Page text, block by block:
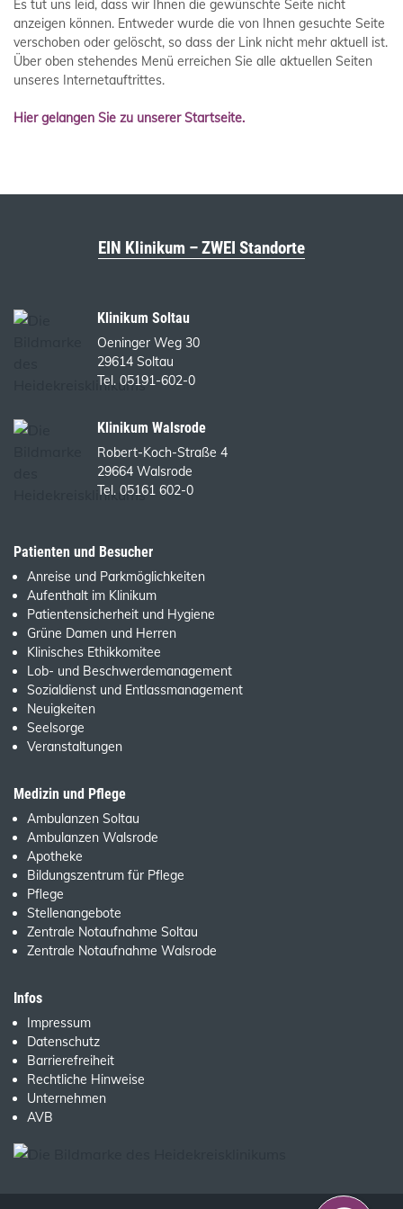
Es tut uns leid, dass wir Ihnen die gewünschte Seite nicht
anzeigen können. Entweder wurde die von Ihnen gesuchte Seite
verschoben oder gelöscht, so dass der Link nicht mehr aktuell ist.
Über oben stehendes Menü erreichen Sie alle aktuellen Seiten
unseres Internetauftrittes.
Hier gelangen Sie zu unserer Startseite.
EIN Klinikum – ZWEI Standorte
Klinikum Soltau
Oeninger Weg 30
29614 Soltau
Tel. 05191-602-0
Klinikum Walsrode
Robert-Koch-Straße 4
29664 Walsrode
Tel. 05161 602-0
Patienten und Besucher
Anreise und Parkmöglichkeiten
Aufenthalt im Klinikum
Patientensicherheit und Hygiene
Grüne Damen und Herren
Klinisches Ethikkomitee
Lob- und Beschwerdemanagement
Sozialdienst und Entlassmanagement
Neuigkeiten
Seelsorge
Veranstaltungen
Medizin und Pflege
Ambulanzen Soltau
Ambulanzen Walsrode
Apotheke
Bildungszentrum für Pflege
Pflege
Stellenangebote
Zentrale Notaufnahme Soltau
Zentrale Notaufnahme Walsrode
Infos
Impressum
Datenschutz
Barrierefreiheit
Rechtliche Hinweise
Unternehmen
AVB